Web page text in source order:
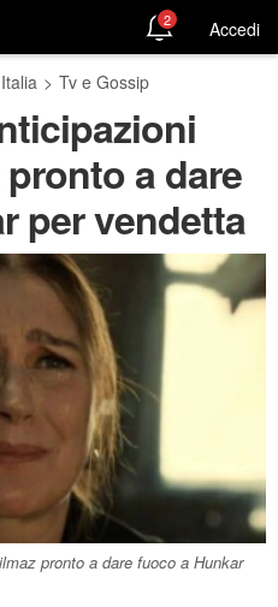
2 Accedi
> Tv e Gossip
a dare
per vendetta
pronto a dare fuoco a Hunkar